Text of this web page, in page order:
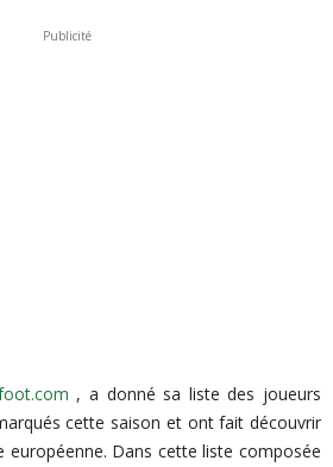
Publicité
, a donné sa liste des joueurs
cette saison et ont fait découvrir
européenne. Dans cette liste composée